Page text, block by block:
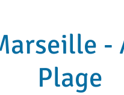
-
Plage
-
Plage